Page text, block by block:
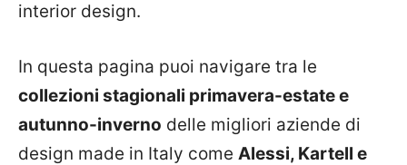
interior design.
In questa pagina puoi navigare tra le
collezioni stagionali primavera-estate e
autunno-inverno delle migliori aziende di
design made in Italy come Alessi, Kartell e